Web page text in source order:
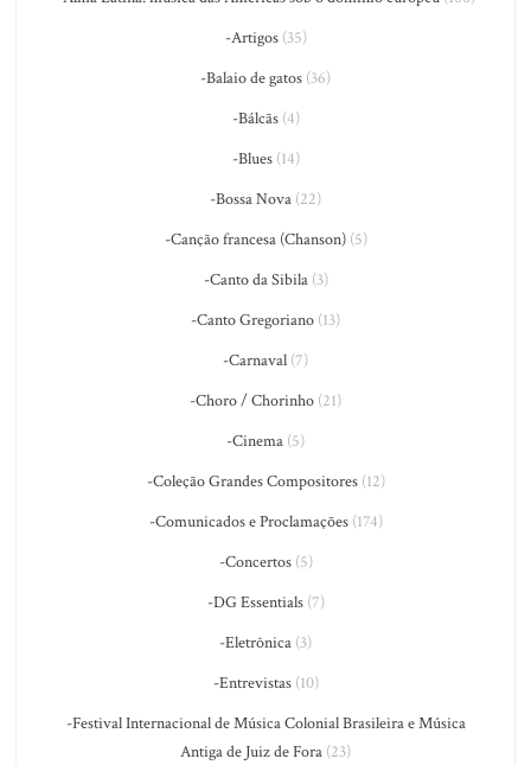
-Artigos(35)
-Balaio de gatos (36)
-Bálcãs(4)
-Blues(14)
-Bossa Nova (22)
-Canção francesa (Chanson)(5)
-Canto da Sibila(3)
-Canto Gregoriano (13)
-Carnaval (7)
-Choro / Chorinho (21)
-Cinema (5)
-Coleção Grandes Compositores(12)
-Comunicados e Proclamações(174)
-Concertos(5)
-DG Essentials(7)
-Eletrônica (3)
-Entrevistas(10)
-Festival Internacional de Música Colonial Brasileira e Música
Antiga de Juiz de Fora (23)